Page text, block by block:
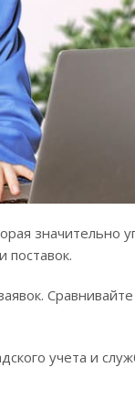
значительно
поставок.
учета и